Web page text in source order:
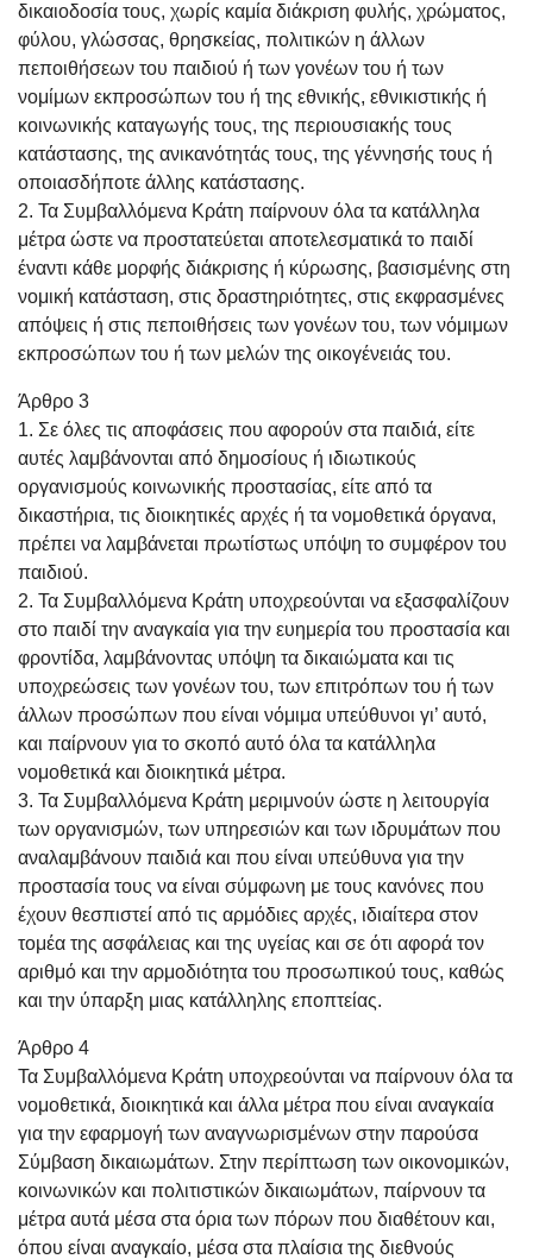
δικαιοδοσία τους, χωρίς καμία διάκριση φυλής, χρώματος,
φύλου, γλώσσας, θρησκείας, πολιτικών η άλλων
πεποιθήσεων του παιδιού ή των γονέων του ή των
νομίμων εκπροσώπων του ή της εθνικής, εθνικιστικής ή
κοινωνικής καταγωγής τους, της περιουσιακής τους
κατάστασης, της ανικανότητάς τους, της γέννησής τους ή
οποιασδήποτε άλλης κατάστασης.
2. Τα Συμβαλλόμενα Κράτη παίρνουν όλα τα κατάλληλα
μέτρα ώστε να προστατεύεται αποτελεσματικά το παιδί
έναντι κάθε μορφής διάκρισης ή κύρωσης, βασισμένης στη
νομική κατάσταση, στις δραστηριότητες, στις εκφρασμένες
απόψεις ή στις πεποιθήσεις των γονέων του, των νόμιμων
εκπροσώπων του ή των μελών της οικογένειάς του.
Άρθρο 3
1. Σε όλες τις αποφάσεις που αφορούν στα παιδιά, είτε
αυτές λαμβάνονται από δημοσίους ή ιδιωτικούς
οργανισμούς κοινωνικής προστασίας, είτε από τα
δικαστήρια, τις διοικητικές αρχές ή τα νομοθετικά όργανα,
πρέπει να λαμβάνεται πρωτίστως υπόψη το συμφέρον του
παιδιού.
2. Τα Συμβαλλόμενα Κράτη υποχρεούνται να εξασφαλίζουν
στο παιδί την αναγκαία για την ευημερία του προστασία και
φροντίδα, λαμβάνοντας υπόψη τα δικαιώματα και τις
υποχρεώσεις των γονέων του, των επιτρόπων του ή των
άλλων προσώπων που είναι νόμιμα υπεύθυνοι γι’ αυτό,
και παίρνουν για το σκοπό αυτό όλα τα κατάλληλα
νομοθετικά και διοικητικά μέτρα.
3. Τα Συμβαλλόμενα Κράτη μεριμνούν ώστε η λειτουργία
των οργανισμών, των υπηρεσιών και των ιδρυμάτων που
αναλαμβάνουν παιδιά και που είναι υπεύθυνα για την
προστασία τους να είναι σύμφωνη με τους κανόνες που
έχουν θεσπιστεί από τις αρμόδιες αρχές, ιδιαίτερα στον
τομέα της ασφάλειας και της υγείας και σε ότι αφορά τον
αριθμό και την αρμοδιότητα του προσωπικού τους, καθώς
και την ύπαρξη μιας κατάλληλης εποπτείας.
Άρθρο 4
Τα Συμβαλλόμενα Κράτη υποχρεούνται να παίρνουν όλα τα
νομοθετικά, διοικητικά και άλλα μέτρα που είναι αναγκαία
για την εφαρμογή των αναγνωρισμένων στην παρούσα
Σύμβαση δικαιωμάτων. Στην περίπτωση των οικονομικών,
κοινωνικών και πολιτιστικών δικαιωμάτων, παίρνουν τα
μέτρα αυτά μέσα στα όρια των πόρων που διαθέτουν και,
όπου είναι αναγκαίο, μέσα στα πλαίσια της διεθνούς